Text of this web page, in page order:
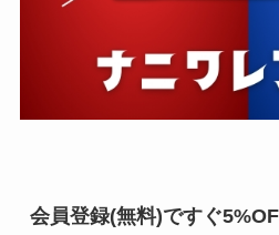
会員登録(無料)ですぐ